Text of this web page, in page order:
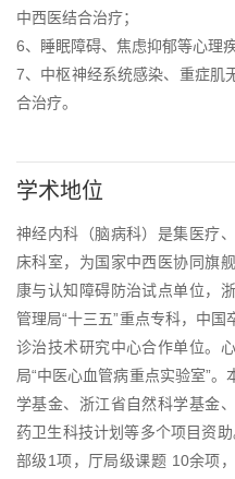
中西医结合治疗；
6、睡眠障碍、焦虑抑郁等心理
7、中枢神经系统感染、重症肌
合治疗。
学术地位
神经内科（脑病科）是集医疗
床科室，为国家中西医协同旗
康与认知障碍防治试点单位，
管理局“十三五”重点专科，中
诊治技术研究中心合作单位。
局“中医心血管病重点实验室”
学基金、浙江省自然科学基金
药卫生科技计划等多个项目资
部级1项，厅局级课题 10余项